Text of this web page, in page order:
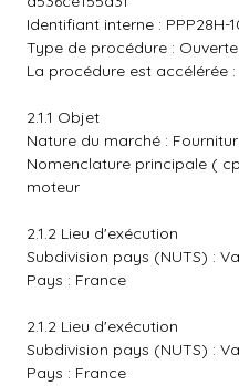
Identifiant interne : PPP28H-
Type de procédure : Ouverte
La procédure est accélérée :
2.1.1 Objet
Nature du marché :
Nomenclature principale (
moteur
2.1.2 Lieu d'exécution
Subdivision pays (NUTS) :
Pays : France
2.1.2 Lieu d'exécution
Subdivision pays (NUTS) :
Pays : France